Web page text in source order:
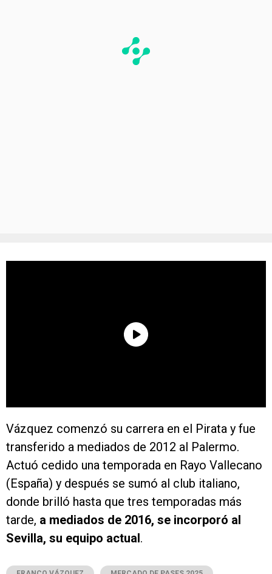
Vázquez comenzó su carrera en el Pirata y fue
transferido a mediados de 2012 al Palermo.
Actuó cedido una temporada en Rayo Vallecano
(España) y después se sumó al club italiano,
donde brilló hasta que tres temporadas más
tarde, a mediados de 2016, se incorporó al
Sevilla, su equipo actual .